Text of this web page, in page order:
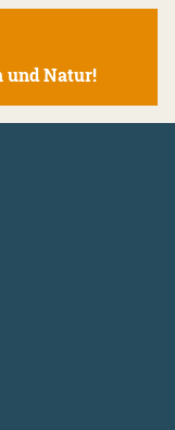
und Natur!
scrollen